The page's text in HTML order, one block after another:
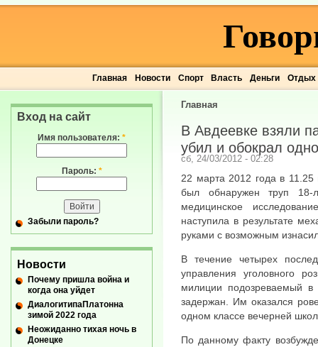
Главная Новости Спорт Власть Деньги Отдых
Главная
В Авдеевке взяли
убил и обокрал
сб, 24/03/2012 - 02:28
22 марта 2012 года в
был обнаружен труп 18-
медицинское
наступила в результате
руками с возможным
В течение четырех
управления уголовного
милиции подозреваемый в
задержан. Им оказался
одном классе вечерней
По данному факту
Вход на сайт
Имя пользователя: *
Пароль: *
Забыли пароль?
Новости
Почему пришла война и
когда она уйдет
ДиалогитипаПлатонна
зимой 2022 года
Неожиданно тихая ночь в
Донецке